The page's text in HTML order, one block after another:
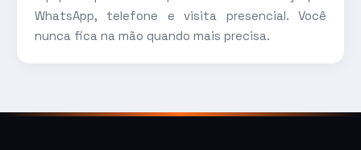
WhatsApp, telefone e visita presencial. Você
nunca fica na mão quando mais precisa.